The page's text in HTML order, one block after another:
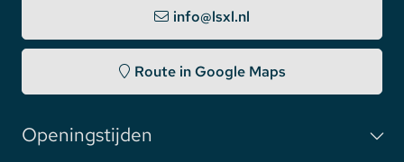
info@lsxl.nl
Route in Google Maps
Openingstijden